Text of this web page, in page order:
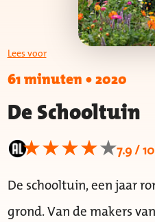
Lees voor
61 minuten•2020
De Schooltuin
7.9 / 10
De schooltuin, een jaar
grond. Van de makers